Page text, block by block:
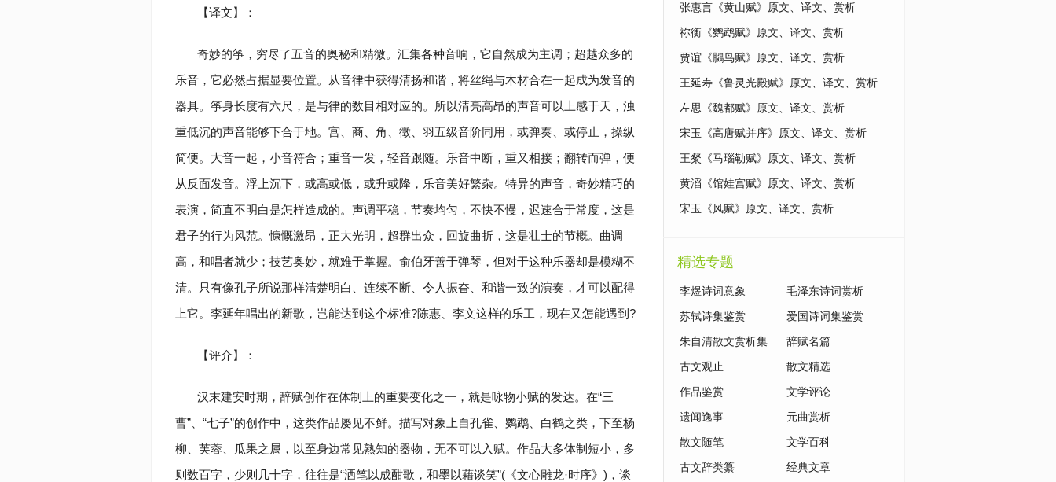
【译文】：
奇妙的筝，穷尽了五音的奥秘和精微。汇集各种音响，它自然成为主调；超越众多的
乐音，它必然占据显要位置。从音律中获得清扬和谐，将丝绳与木材合在一起成为发音的
器具。筝身长度有六尺，是与律的数目相对应的。所以清亮高昂的声音可以上感于天，浊
重低沉的声音能够下合于地。宫、商、角、徵、羽五级音阶同用，或弹奏、或停止，操纵
简便。大音一起，小音符合；重音一发，轻音跟随。乐音中断，重又相接；翻转而弹，便
从反面发音。浮上沉下，或高或低，或升或降，乐音美好繁杂。特异的声音，奇妙精巧的
表演，简直不明白是怎样造成的。声调平稳，节奏均匀，不快不慢，迟速合于常度，这是
君子的行为风范。慷慨激昂，正大光明，超群出众，回旋曲折，这是壮士的节概。曲调
高，和唱者就少；技艺奥妙，就难于掌握。俞伯牙善于弹琴，但对于这种乐器却是模糊不
清。只有像孔子所说那样清楚明白、连续不断、令人振奋、和谐一致的演奏，才可以配得
上它。李延年唱出的新歌，岂能达到这个标准?陈惠、李文这样的乐工，现在又怎能遇到?
【评介】：
汉末建安时期，辞赋创作在体制上的重要变化之一，就是咏物小赋的发达。在“三
曹”、“七子”的创作中，这类作品屡见不鲜。描写对象上自孔雀、鹦鹉、白鹤之类，下至杨
柳、芙蓉、瓜果之属，以至身边常见熟知的器物，无不可以入赋。作品大多体制短小，多
则数百字，少则几十字，往往是“洒笔以成酣歌，和墨以藉谈笑”(《文心雕龙·时序》)，谈
张惠言《黄山赋》原文、译文、赏析
祢衡《鹦鹉赋》原文、译文、赏析
贾谊《鵩鸟赋》原文、译文、赏析
王延寿《鲁灵光殿赋》原文、译文、赏析
左思《魏都赋》原文、译文、赏析
宋玉《高唐赋并序》原文、译文、赏析
王粲《马瑙勒赋》原文、译文、赏析
黄滔《馆娃宫赋》原文、译文、赏析
宋玉《风赋》原文、译文、赏析
精选专题
李煜诗词意象 毛泽东诗词赏析
苏轼诗集鉴赏 爱国诗词集鉴赏
朱自清散文赏析集 辞赋名篇
古文观止 散文精选
作品鉴赏 文学评论
遗闻逸事 元曲赏析
散文随笔 文学百科
古文辞类纂 经典文章